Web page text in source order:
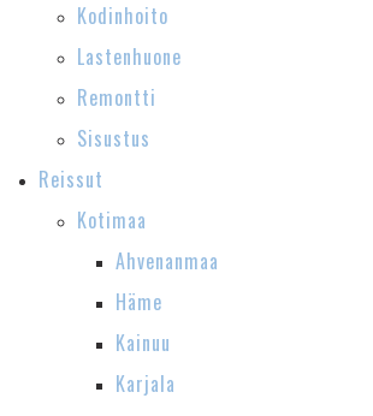
Kodinhoito
Lastenhuone
Remontti
Sisustus
Reissut
Kotimaa
Ahvenanmaa
Häme
Kainuu
Karjala